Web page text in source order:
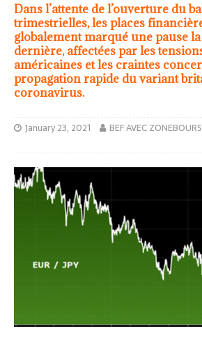
Dans l’attente de l’ouverture du
trimestrielles, les places
globalement marqué une pause
dernière, affectées par les
américaines et les craintes
propagation rapide du variant
coronavirus.
January 23, 2021 BEF AVEC